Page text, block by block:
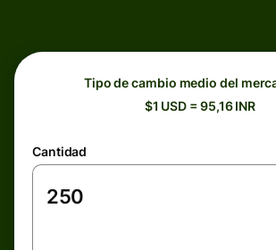
Tipo de cambio medio del
$1 USD = 95,16 INR
Cantidad